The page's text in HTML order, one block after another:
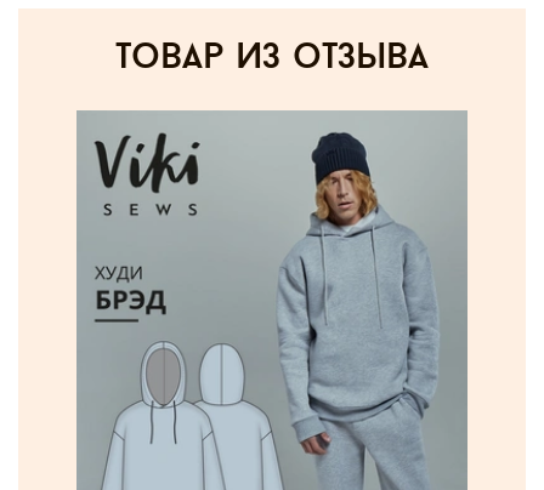
товар из отзыва